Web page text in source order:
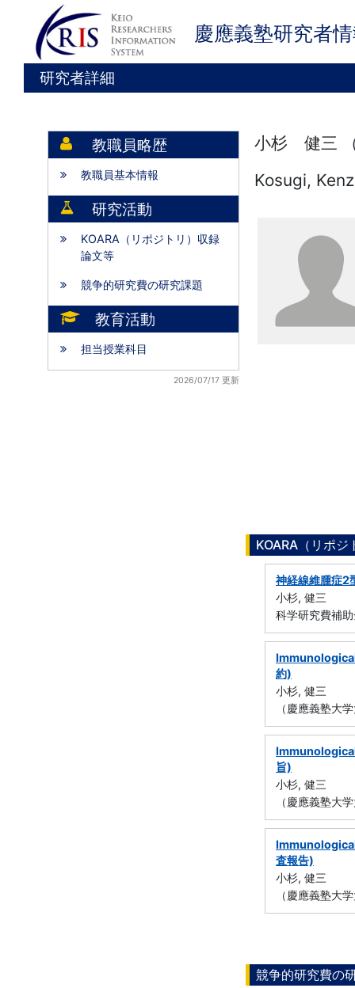
慶應義塾研究者
研究者詳細
教職員略歴
教職員基本情報
研究活動
KOARA（リポジトリ）収録
論文等
競争的研究費の研究課題
教育活動
担当授業科目
2026/07/17 更新
小杉 健三
Kosugi,
KOARA（リポ
神経線維腫症2
小杉, 健三
科学研究費補
約)
小杉, 健三
（慶應義塾大
旨)
小杉, 健三
（慶應義塾大
査報告)
小杉, 健三
（慶應義塾大
競争的研究費の